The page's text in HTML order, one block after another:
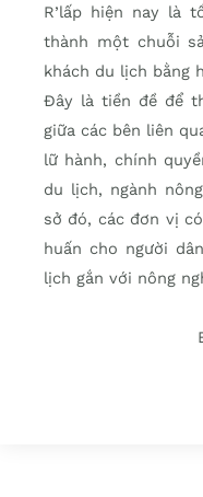
R’lấp hiện nay là
thành một chuỗi
khách du lịch bằng
Đây là tiền đề để
giữa các bên liên
lữ hành, chính
du lịch, ngành
sở đó, các đơn vị
huấn cho người
lịch gắn với nông